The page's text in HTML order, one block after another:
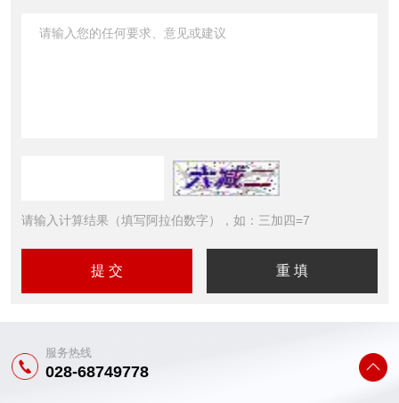
请输入计算结果（填写阿拉伯数字），如：三加四=7
服务热线
028-68749778